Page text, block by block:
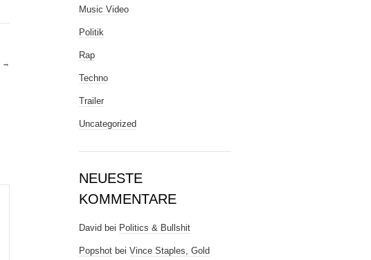
→
Music Video
Politik
Rap
Techno
Trailer
Uncategorized
NEUESTE
KOMMENTARE
David bei Politics & Bullshit
Popshot bei Vince Staples, Gold